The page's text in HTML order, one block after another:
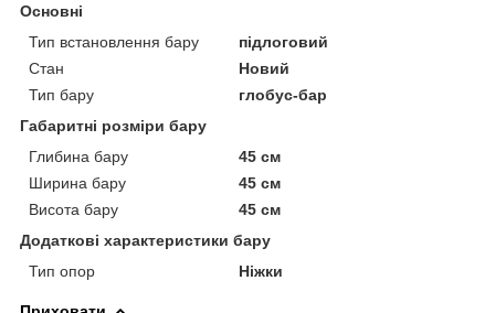
Основні
Тип встановлення бару
підлоговий
Стан
Новий
Тип бару
глобус-бар
Габаритні розміри бару
Глибина бару
45 см
Ширина бару
45 см
Висота бару
45 см
Додаткові характеристики бару
Тип опор
Ніжки